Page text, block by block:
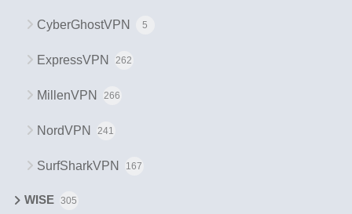
CyberGhostVPN 5
ExpressVPN 262
MillenVPN 266
NordVPN 241
SurfSharkVPN 167
WISE 305